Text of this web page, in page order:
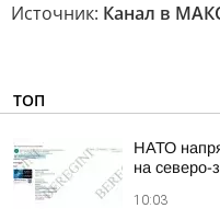
Источник: Канал в
ТОП
НАТО
на северо-
10:03